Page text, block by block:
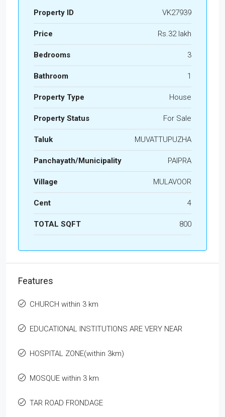
Property ID VK27939
Price Rs.32 lakh
Bedrooms 3
Bathroom 1
Property Type House
Property Status For Sale
Taluk MUVATTUPUZHA
Panchayath/Municipality PAIPRA
Village MULAVOOR
Cent 4
TOTAL SQFT 800
Features
CHURCH within 3 km
EDUCATIONAL INSTITUTIONS ARE VERY NEAR
HOSPITAL ZONE(within 3km)
MOSQUE within 3 km
TAR ROAD FRONDAGE